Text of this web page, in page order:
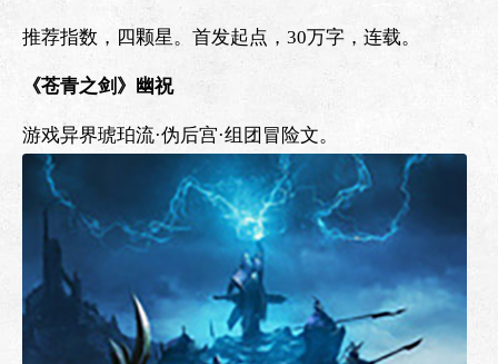
推荐指数，四颗星。首发起点，30万字，连载。
《苍青之剑》幽祝
游戏异界琥珀流·伪后宫·组团冒险文。